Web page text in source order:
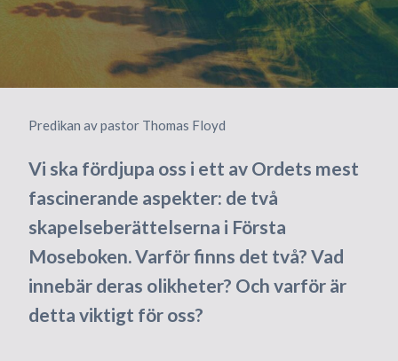
Predikan av pastor Thomas Floyd
Vi ska fördjupa oss i ett av Ordets mest
fascinerande aspekter: de två
skapelseberättelserna i Första
Moseboken. Varför finns det två? Vad
innebär deras olikheter? Och varför är
detta viktigt för oss?